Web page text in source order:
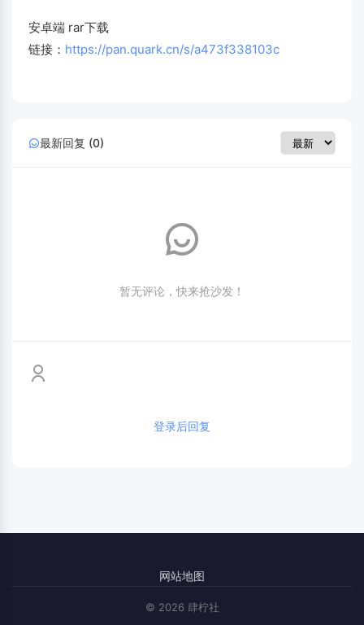
安卓端 rar下载
链接： https://pan.quark.cn/s/a473f338103c
最新回复 (0)
暂无评论，快来抢沙发！
登录后回复
网站地图
© 2026 肆柠社